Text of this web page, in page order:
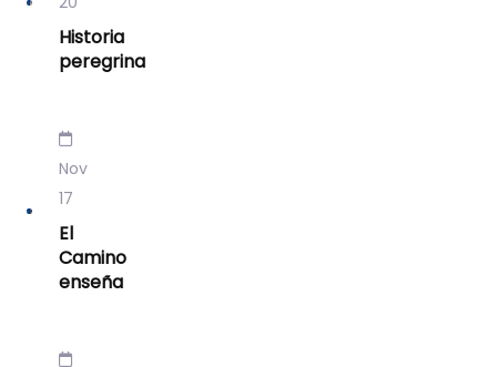
Historia
peregrina
Nov
17
El
Camino
enseña